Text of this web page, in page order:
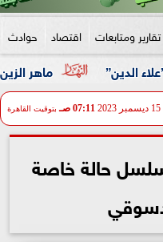
تقارير ومتابعات اقتصاد حوادث
ماهر الزين: 25 حافلة تُعيد 1250 سودانيًا ضمن الفوج الـ41.. والالتزام بوثائق السفر عزز انسيابية العودة الطوعية
07:11 صـ بتوقيت القاهرة
حالة خاصة